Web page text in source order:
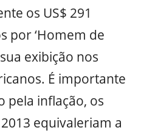
os US$ 291
por ‘Homem de
exibição nos
É importante
pela inflação, os
equivaleriam a